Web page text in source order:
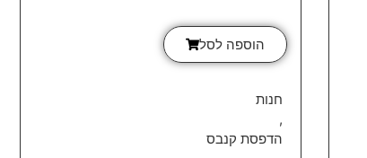
הוספה לסל
חנות
,
הדפסת קנבס